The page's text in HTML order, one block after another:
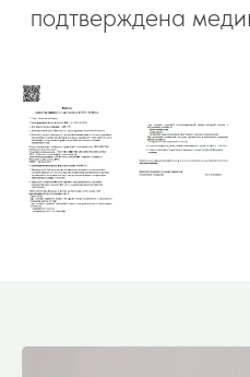
подтверждена